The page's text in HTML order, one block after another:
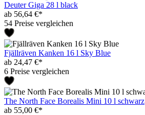
Deuter Giga 28 l black
ab 56,64 €*
54 Preise vergleichen
Fjällräven Kanken 16 l Sky Blue
ab 24,47 €*
6 Preise vergleichen
The North Face Borealis Mini 10 l schwarz
ab 55,00 €*